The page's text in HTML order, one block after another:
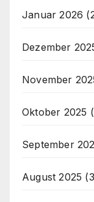
Januar 2026
Dezember
November
Oktober 2025
September
August 2025